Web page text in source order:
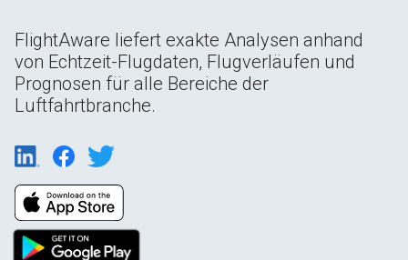
FlightAware liefert exakte Analysen anhand
von Echtzeit-Flugdaten, Flugverläufen und
Prognosen für alle Bereiche der
Luftfahrtbranche.